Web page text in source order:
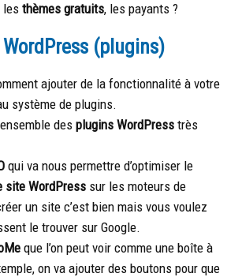
les thèmes gratuits, les payants ?
(plugins)
ajouter de la fonctionnalité à votre
système de plugins.
des plugins WordPress très
qui va nous permettre d’optimiser le
site WordPress sur les moteurs de
un site c’est bien mais vous voulez
le trouver sur Google.
que l’on peut voir comme une boîte à
on va ajouter des boutons pour que